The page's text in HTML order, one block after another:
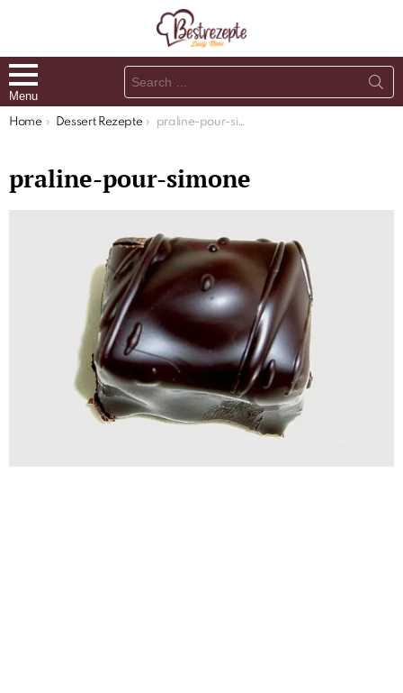
Menu
Search
for:
You are here:
Home Dessert Rezepte praline-pour-simone
praline-pour-simone